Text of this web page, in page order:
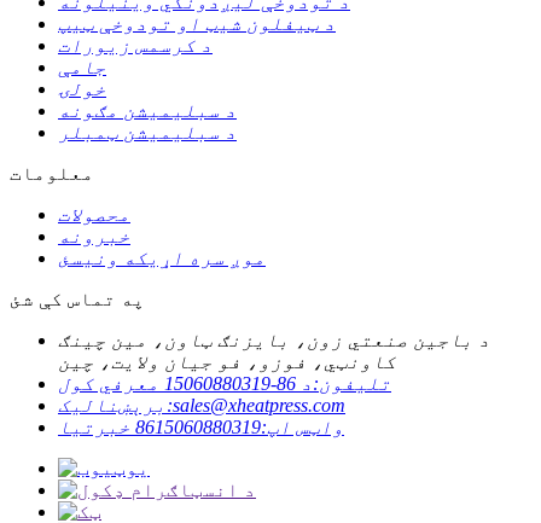
د ټیفلون شیټ او تودوخې ټیپ
د کرسمس زیورات
جامې
خولۍ
د سبلیمیشن مګونه
د سبلیمیشن ټمبلر
معلومات
محصولات
خبرونه
موږ سره اړیکه ونیسئ
په تماس کې شئ
د باجين صنعتي زون، بايزنګ ټاون، مين چينګ
کاونټي، فوزو، فو جيان ولايت، چين
تلیفون:د 86-15060880319 معرفي کول
برېښنالیک:sales@xheatpress.com
واټس اپ:8615060880319 خبرتیا